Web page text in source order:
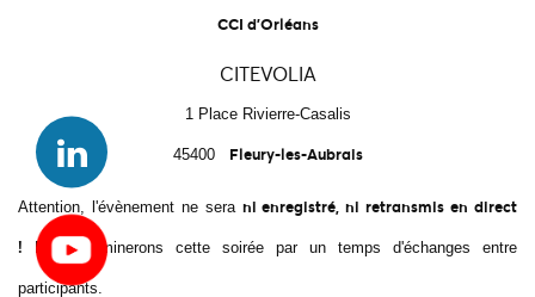
CCI d'Orléans
CITEVOLIA
1 Place Rivierre-Casalis
45400 Fleury-les-Aubrais
Attention, l'évènement ne sera ni enregistré, ni retransmis en direct
! Nous terminerons cette soirée par un temps d'échanges entre
participants.